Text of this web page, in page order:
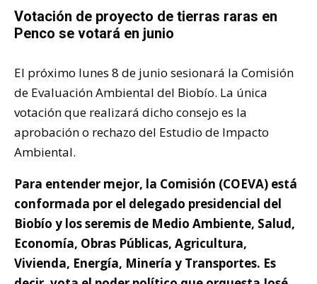
Votación de proyecto de tierras raras en
Penco se votará en junio
El próximo lunes 8 de junio sesionará la Comisión
de Evaluación Ambiental del Biobío. La única
votación que realizará dicho consejo es la
aprobación o rechazo del Estudio de Impacto
Ambiental.
Para entender mejor, la Comisión (COEVA) está
conformada por el delegado presidencial del
Biobío y los seremis de Medio Ambiente, Salud,
Economía, Obras Públicas, Agricultura,
Vivienda, Energía, Minería y Transportes. Es